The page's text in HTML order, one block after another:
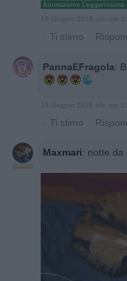
Animazione Leggerissima
19 Giugno 2018 alle ore
· Ti stimo ·
PannaEFragola:
19 Giugno 2018 alle ore
· Ti stimo ·
Maxmari: notte da